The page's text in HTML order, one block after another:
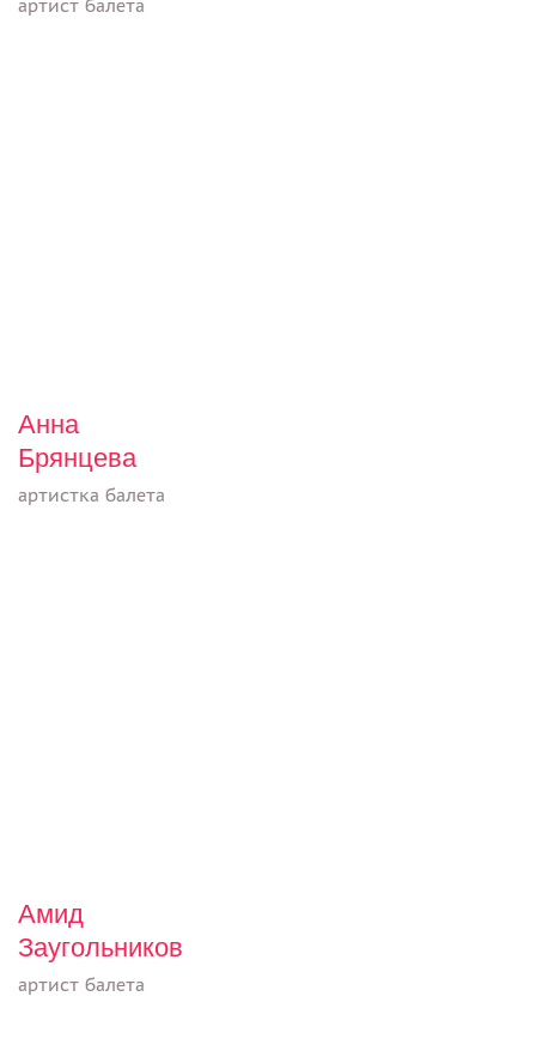
артист балета
Анна
Брянцева
артистка балета
Амид
Заугольников
артист балета